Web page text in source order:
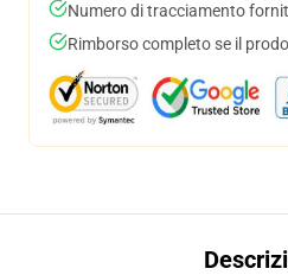
Numero di tracciamento
Rimborso completo se il